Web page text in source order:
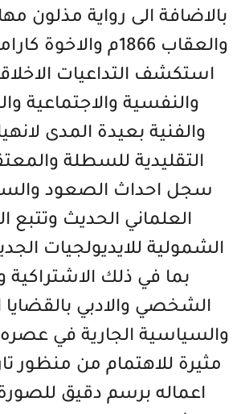
بالاضافة الى رواية مذلون
استكشف التداعيات
والنفسية والاجتماعية
والفنية بعيدة المدى
التقليدية للسطلة
سجل احداث الصعود
العلماني الحديث وتتبع
الشمولية للايديولجيات
بما في ذلك الاشتراكية
الشخصي والادبي بالقضايا
والسياسية الجارية في
مثيرة للاهتمام من منظور
اعماله برسم دقيق